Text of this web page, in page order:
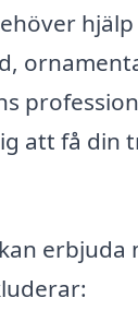
att få din
erbjuda